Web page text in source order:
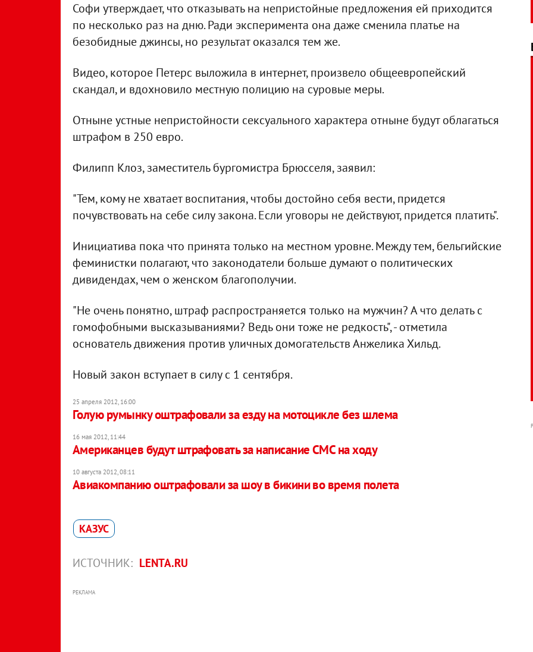
Софи утверждает, что отказывать на непристойные предложения ей приходится
по несколько раз на дню. Ради эксперимента она даже сменила платье на
безобидные джинсы, но результат оказался тем же.
Видео, которое Петерс выложила в интернет, произвело общеевропейский
скандал, и вдохновило местную полицию на суровые меры.
Отныне устные непристойности сексуального характера отныне будут облагаться
штрафом в 250 евро.
Филипп Клоз, заместитель бургомистра Брюсселя, заявил:
"Тем, кому не хватает воспитания, чтобы достойно себя вести, придется
почувствовать на себе силу закона. Если уговоры не действуют, придется платить".
Инициатива пока что принята только на местном уровне. Между тем, бельгийские
феминистки полагают, что законодатели больше думают о политических
дивидендах, чем о женском благополучии.
"Не очень понятно, штраф распространяется только на мужчин? А что делать с
гомофобными высказываниями? Ведь они тоже не редкость", - отметила
основатель движения против уличных домогательств Анжелика Хильд.
Новый закон вступает в силу с 1 сентября.
25 апреля 2012, 16:00
Голую румынку оштрафовали за езду на мотоцикле без шлема
16 мая 2012, 11:44
Американцев будут штрафовать за написание СМС на ходу
10 августа 2012, 08:11
Авиакомпанию оштрафовали за шоу в бикини во время полета
КАЗУС
ИСТОЧНИК: LENTA.RU
РЕКЛАМА